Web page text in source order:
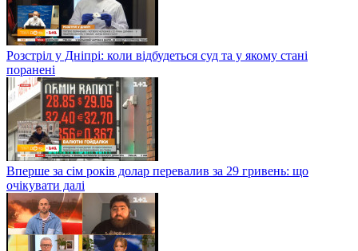
Розстріл у Дніпрі: коли відбудеться суд та у якому стані
поранені
Вперше за сім років долар перевалив за 29 гривень: що
очікувати далі